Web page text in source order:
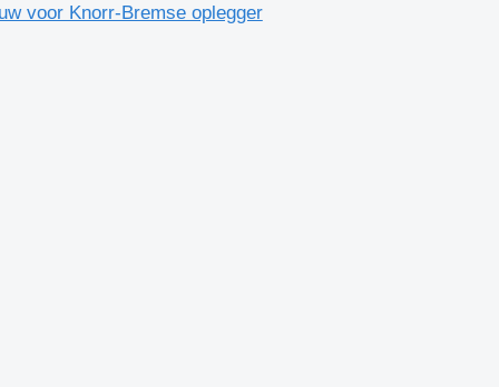
voor Knorr-Bremse oplegger